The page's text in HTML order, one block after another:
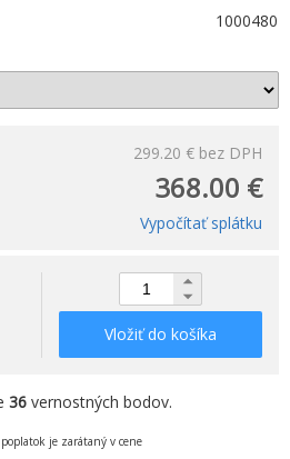
1000480
299.20 € bez DPH
368.00 €
Vypočítať splátku
Vložiť do košíka
36 vernostných bodov.
je zarátaný v cene